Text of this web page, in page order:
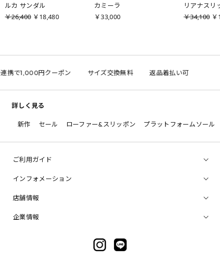
ルカ サンダル
￥26,400 ￥18,480
カミーラ
￥33,000
リアナスリ
￥34,100
で1,000円クーポン サイズ交換無料 返品着払い可
詳しく見る
新作 セール ローファー&スリッポン プラットフォームソール
ご利用ガイド
インフォメーション
店舗情報
企業情報